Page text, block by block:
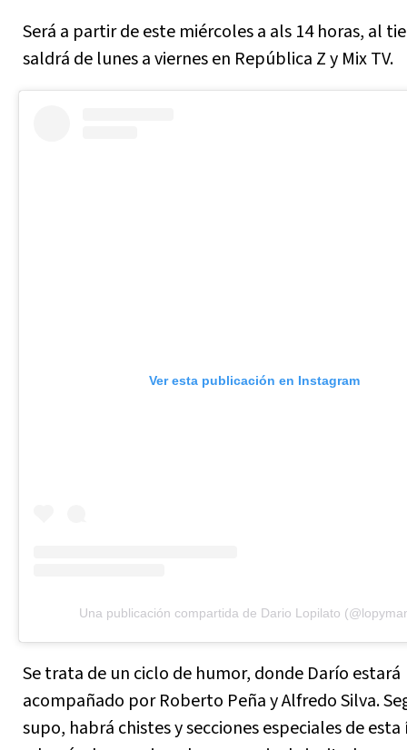
Será a partir de este miércoles a als 14 horas, al
saldrá de lunes a viernes en República Z y Mix TV.
Ver esta publicación en Instagram
Una publicación compartida de Dario Lopilato
Se trata de un ciclo de humor, donde Darío estará
acompañado por Roberto Peña y Alfredo Silva.
supo, habrá chistes y secciones especiales de